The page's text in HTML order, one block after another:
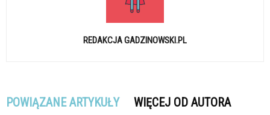
REDAKCJA GADZINOWSKI.PL
POWIĄZANE ARTYKUŁY WIĘCEJ OD AUTORA